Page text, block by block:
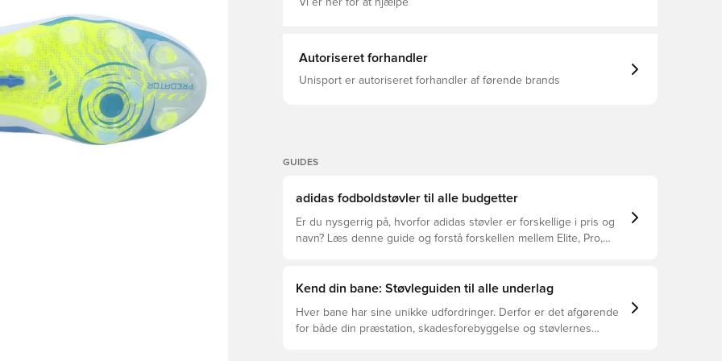
Materialen / Tekstil-materialer Foring Og Bindsål: Overige
Materialen / Tekstil-materialer Ydersål: Overige Materialen
NANOSTRIKE+-teknologi STRIKEFRAME-plade Vægt: 181 g
Vi er her for at hjælpe
Autoriseret forhandler
Unisport er autoriseret forhandler af førende brands
GUIDES
adidas fodboldstøvler til alle budgetter
Er du nysgerrig på, hvorfor adidas støvler er forskellige i pris og
navn? Læs denne guide og forstå forskellen mellem Elite, Pro,
Kend din bane: Støvleguiden til alle underlag
Hver bane har sine unikke udfordringer. Derfor er det afgørende
for både din præstation, skadesforebyggelse og støvlernes